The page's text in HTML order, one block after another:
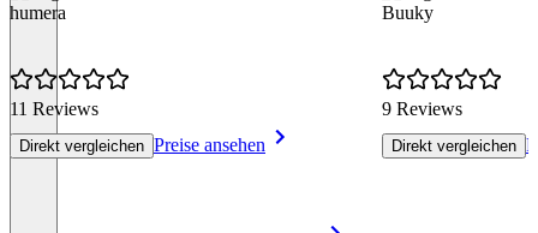
humera
11 Reviews
Direkt vergleichen Preise ansehen
Buuky
9 Reviews
Direkt vergleichen